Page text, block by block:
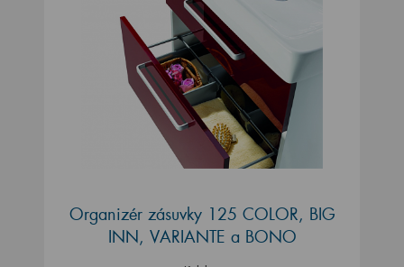
Organizér zásuvky 125 COLOR, BIG
INN, VARIANTE a BONO